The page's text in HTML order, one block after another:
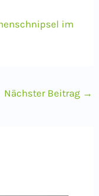
im
Nächster Beitrag →